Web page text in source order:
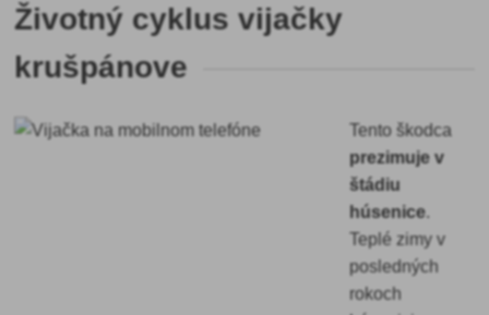
Životný cyklus vijačky
krušpánove
Tento škodca
prezimuje v
štádiu
húsenice.
Teplé zimy v
posledných
rokoch